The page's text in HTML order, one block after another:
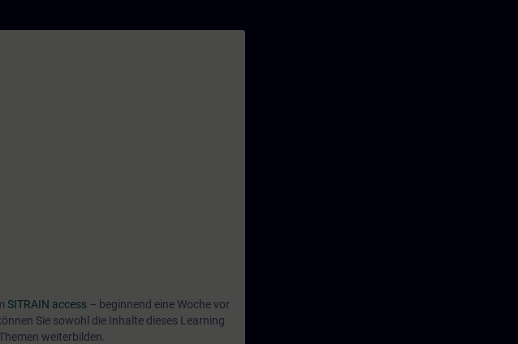
die Leistungsfähigkeit der neuen
SITRAIN access – beginnend eine Woche vor
Sie sowohl die Inhalte dieses Learning
weiterbilden.